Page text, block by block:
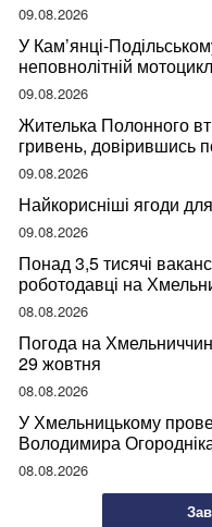
09.08.2026
У Кам’янці-
неповнолітній
09.08.2026
Жителька Полонного
гривень, довірившись
09.08.2026
Найкорисніші ягоди
09.08.2026
Понад 3,5 тисячі
роботодавці на
08.08.2026
Погода на
29 жовтня
08.08.2026
У Хмельницькому
Володимира
08.08.2026